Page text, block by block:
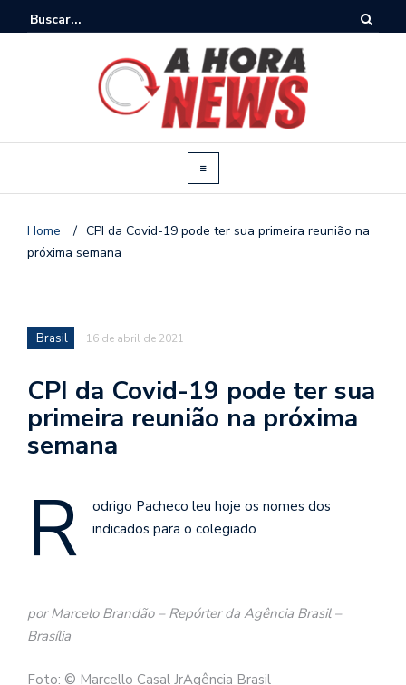
Home / CPI da Covid-19 pode ter sua primeira reunião na
próxima semana
Brasil 16 de abril de 2021
CPI da Covid-19 pode ter sua
primeira reunião na próxima
semana
R
odrigo Pacheco leu hoje os nomes dos
indicados para o colegiado
por Marcelo Brandão – Repórter da Agência Brasil –
Brasília
Foto: © Marcello Casal JrAgência Brasil